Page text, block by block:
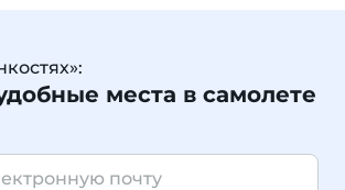
места в самолете